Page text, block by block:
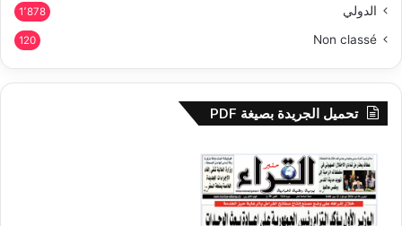
الدولي 1٬878
Non classé
120
تحميل الجريدة بصيغة PDF